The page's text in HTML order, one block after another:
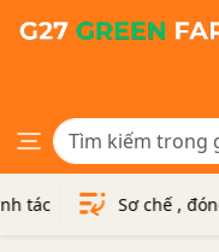
Sơ chế , đóng gói